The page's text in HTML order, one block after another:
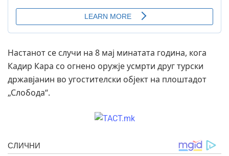
Настанот се случи на 8 мај минатата година, кога
Кадир Кара со огнено оружје усмрти друг турски
државјанин во угостителски објект на плоштадот
„Слобода“.